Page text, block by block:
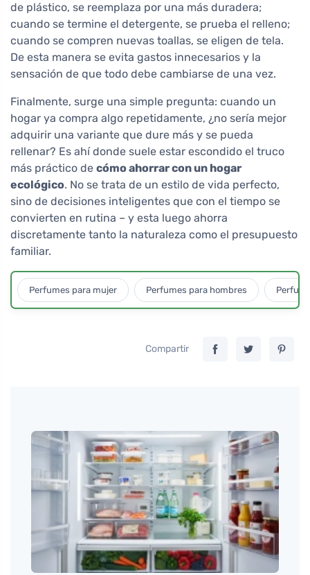
de plástico, se reemplaza por una más duradera;
cuando se termine el detergente, se prueba el relleno;
cuando se compren nuevas toallas, se eligen de tela.
De esta manera se evita gastos innecesarios y la
sensación de que todo debe cambiarse de una vez.
Finalmente, surge una simple pregunta: cuando un
hogar ya compra algo repetidamente, ¿no sería mejor
adquirir una variante que dure más y se pueda
rellenar? Es ahí donde suele estar escondido el truco
más práctico de cómo ahorrar con un hogar
ecológico. No se trata de un estilo de vida perfecto,
sino de decisiones inteligentes que con el tiempo se
convierten en rutina – y esta luego ahorra
discretamente tanto la naturaleza como el presupuesto
familiar.
Perfumes para mujer Perfumes para hombres
Compartir